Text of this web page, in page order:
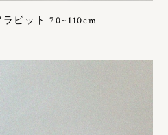
ビット 70~110cm